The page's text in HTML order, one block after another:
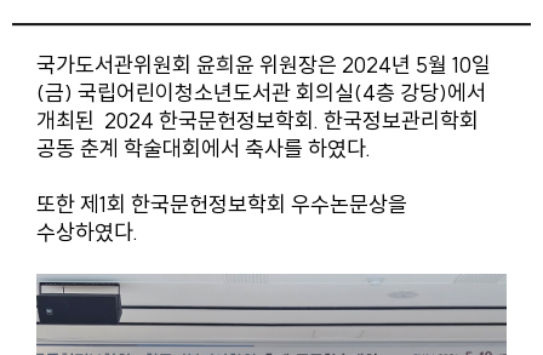
국가도서관위원회 윤희윤 위원장은 2024년 5월 10일
(금) 국립어린이청소년도서관 회의실(4층 강당)에서
개최된 2024 한국문헌정보학회. 한국정보관리학회
공동 춘계 학술대회에서 축사를 하였다.
또한 제1회 한국문헌정보학회 우수논문상을
수상하였다.